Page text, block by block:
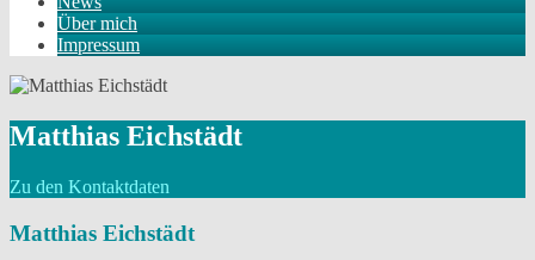
Über mich
Impressum
Matthias Eichstädt
Zu den Kontaktdaten
Matthias Eichstädt